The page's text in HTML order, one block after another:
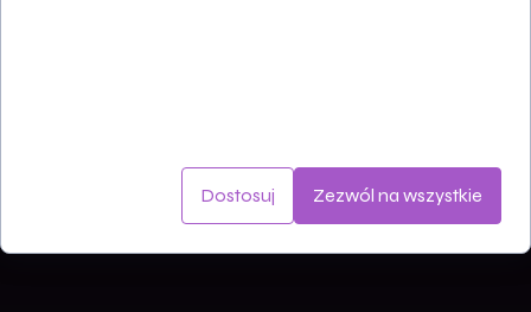
Dostosuj Zezwól na wszystkie